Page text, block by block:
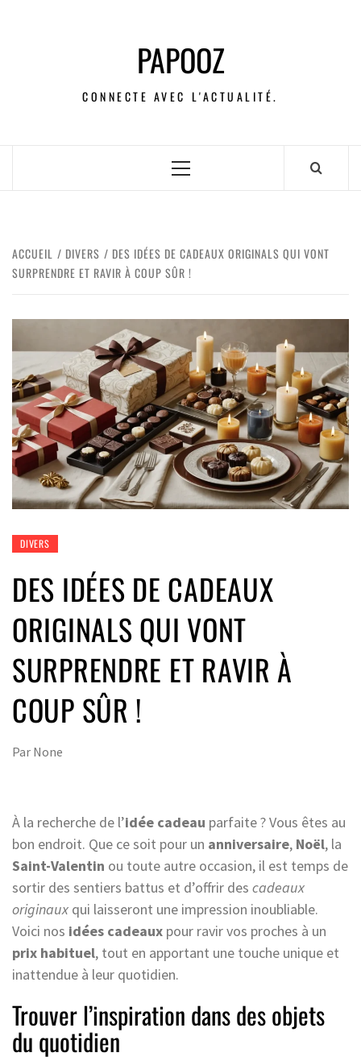
PAPOOZ
CONNECTE AVEC L'ACTUALITÉ.
ACCUEIL DIVERS
DES IDÉES DE CADEAUX ORIGINALS QUI VONT
SURPRENDRE ET RAVIR À COUP SÛR !
DIVERS
DES IDÉES DE CADEAUX
ORIGINALS QUI VONT
SURPRENDRE ET RAVIR À
COUP SÛR !
Par None
À la recherche de l’idée cadeau parfaite ? Vous êtes au
bon endroit. Que ce soit pour un anniversaire, Noël, la
Saint-Valentin ou toute autre occasion, il est temps de
sortir des sentiers battus et d’offrir des cadeaux
originaux qui laisseront une impression inoubliable.
Voici nos idées cadeaux pour ravir vos proches à un
prix habituel, tout en apportant une touche unique et
inattendue à leur quotidien.
Trouver l’inspiration dans des objets
du quotidien